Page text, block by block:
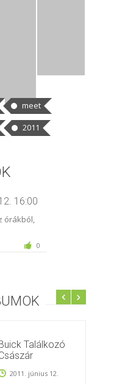
meet
2011
16:00
órákból,
0
Találkozó
2011. június 12.